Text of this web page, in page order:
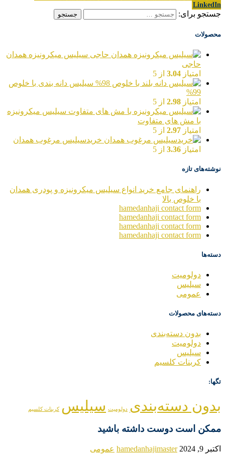
LinkedIn
جستجو برای:
محصولات
سیلیس میکرونیزه همدان
حاجی
امتیاز 3.04 از 5
سیلیس دانه بندی با خلوص
99%
امتیاز 2.98 از 5
سیلیس میکرونیزه
با مش های متفاوت
امتیاز 2.97 از 5
خریدسیلیس مرغوب همدان
امتیاز 3.36 از 5
نوشته‌های تازه
راهنمای جامع خرید انواع سیلیس میکرونیزه و پودری همدان
با خلوص بالا
hamedanhaji contact form
hamedanhaji contact form
hamedanhaji contact form
hamedanhaji contact form
دسته‌ها
دولومیت
سیلیس
عمومی
دسته‌های محصولات
بدون دسته‌بندی
دولومیت
سیلیس
کربنات کلسیم
تگها:
بدون دسته‌بندی دولومیت سیلیس کربنات کلسیم
ممکن است دوست داشته باشید
اکتبر 9, 2024 hamedanhajimaster عمومی